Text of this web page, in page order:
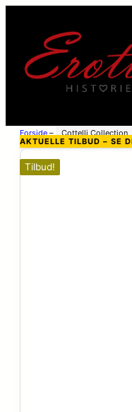
Forside– Cottelli Collection
AKTUELLE TILBUD – SE
Tilbud!